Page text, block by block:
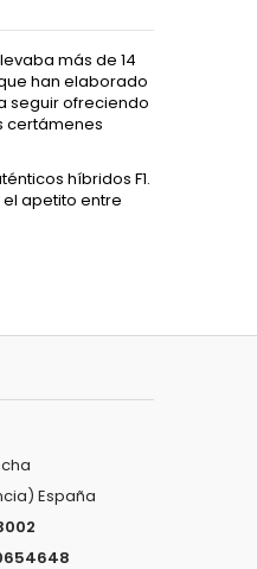
más de 14
han elaborado
seguir ofreciendo
certámenes
híbridos F1.
apetito entre
España